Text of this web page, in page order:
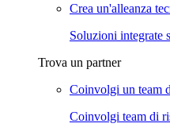
Crea un'alleanza
Soluzioni integrate
Trova un partner
Coinvolgi un team
Coinvolgi team di